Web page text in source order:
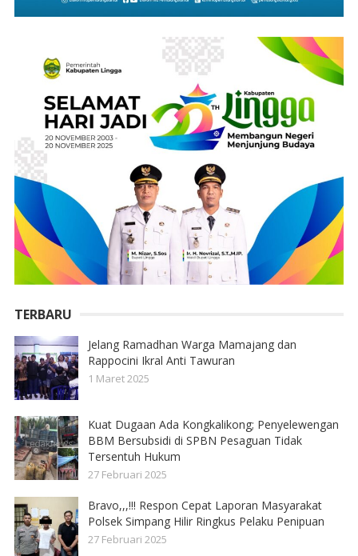
TERBARU
Jelang Ramadhan Warga Mamajang dan
Rappocini Ikral Anti Tawuran
1 Maret 2025
Kuat Dugaan Ada Kongkalikong; Penyelewengan
BBM Bersubsidi di SPBN Pesaguan Tidak
Tersentuh Hukum
27 Februari 2025
Bravo,,,!!! Respon Cepat Laporan Masyarakat
Polsek Simpang Hilir Ringkus Pelaku Penipuan
27 Februari 2025